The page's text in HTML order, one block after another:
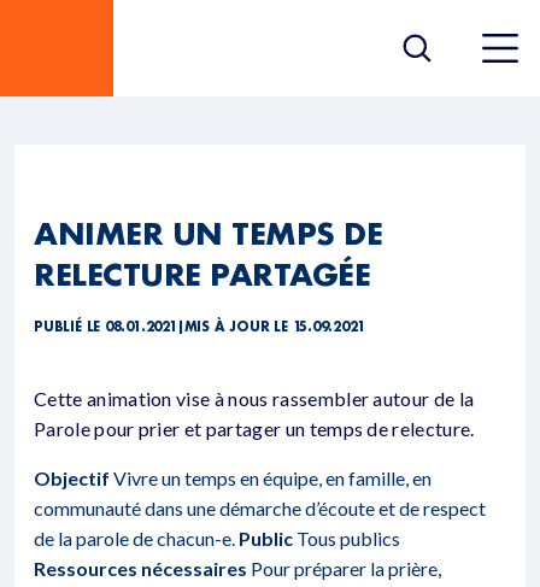
ANIMER UN TEMPS DE
RELECTURE PARTAGÉE
PUBLIÉ LE 08.01.2021 MIS À JOUR LE 15.09.2021
Cette animation vise à nous rassembler autour de la
Parole pour prier et partager un temps de relecture.
Objectif Vivre un temps en équipe, en famille, en
communauté dans une démarche d’écoute et de respect
de la parole de chacun-e. Public Tous publics
Ressources nécessaires Pour préparer la prière,